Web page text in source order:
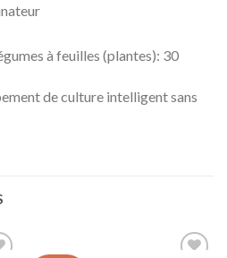
à feuilles (plantes): 30
de culture intelligent sans